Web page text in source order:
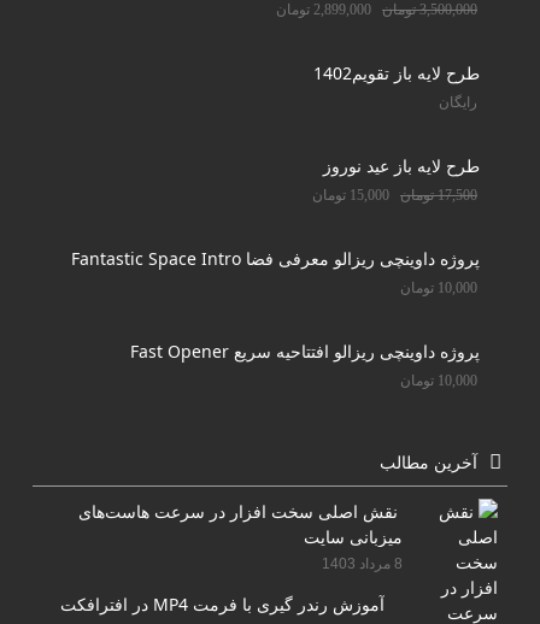
3,500,000 تومان 2,899,000 تومان
طرح لایه باز تقویم1402
رایگان
طرح لایه باز عید نوروز
17,500 تومان 15,000 تومان
پروژه داوینچی ریزالو معرفی فضا Fantastic Space Intro
10,000 تومان
پروژه داوینچی ریزالو افتتاحیه سریع Fast Opener
10,000 تومان
آخرین مطالب
نقش اصلی سخت افزار در سرعت هاست‌های
میزبانی سایت
8 مرداد 1403
آموزش رندر گیری با فرمت MP4 در افترافکت